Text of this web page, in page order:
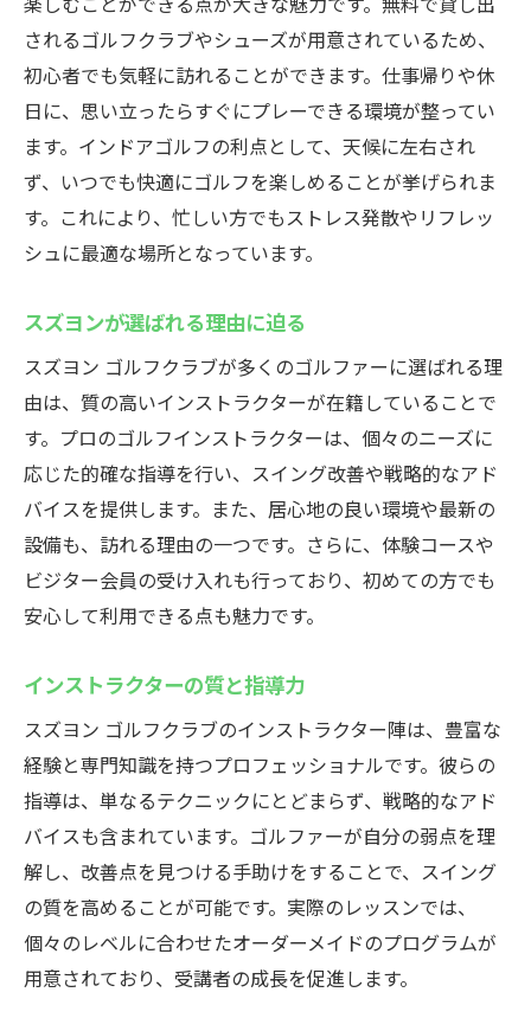
されるゴルフクラブやシューズが用意されているため、
初心者でも気軽に訪れることができます。仕事帰りや休
日に、思い立ったらすぐにプレーできる環境が整ってい
ます。インドアゴルフの利点として、天候に左右され
ず、いつでも快適にゴルフを楽しめることが挙げられま
す。これにより、忙しい方でもストレス発散やリフレッ
シュに最適な場所となっています。
スズヨンが選ばれる理由に迫る
スズヨン ゴルフクラブが多くのゴルファーに選ばれる理
由は、質の高いインストラクターが在籍していることで
す。プロのゴルフインストラクターは、個々のニーズに
応じた的確な指導を行い、スイング改善や戦略的なアド
バイスを提供します。また、居心地の良い環境や最新の
設備も、訪れる理由の一つです。さらに、体験コースや
ビジター会員の受け入れも行っており、初めての方でも
安心して利用できる点も魅力です。
インストラクターの質と指導力
スズヨン ゴルフクラブのインストラクター陣は、豊富な
経験と専門知識を持つプロフェッショナルです。彼らの
指導は、単なるテクニックにとどまらず、戦略的なアド
バイスも含まれています。ゴルファーが自分の弱点を理
解し、改善点を見つける手助けをすることで、スイング
の質を高めることが可能です。実際のレッスンでは、
個々のレベルに合わせたオーダーメイドのプログラムが
用意されており、受講者の成長を促進します。